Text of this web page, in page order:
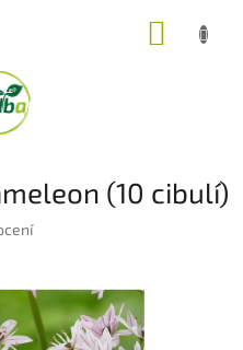
(10 cibulí)